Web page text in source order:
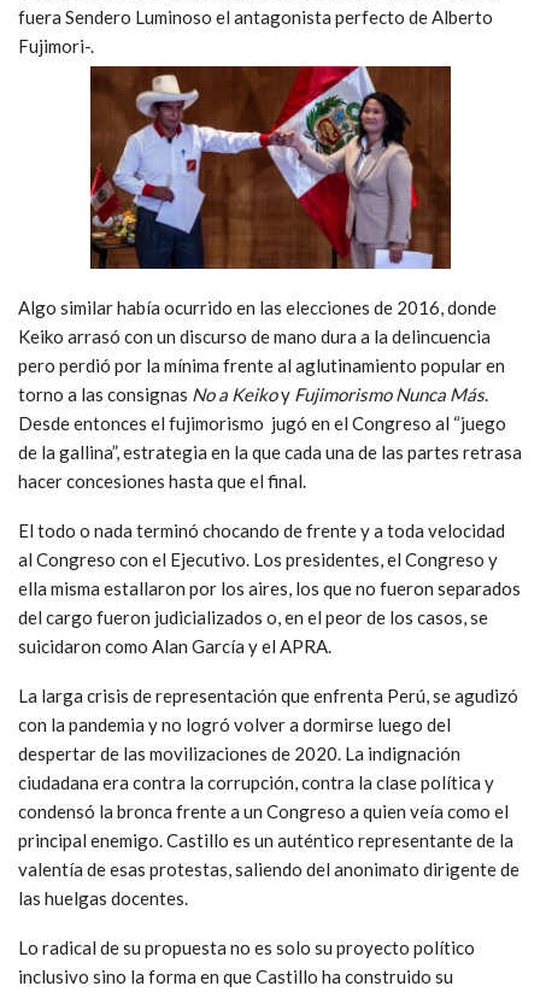
fuera Sendero Luminoso el antagonista perfecto de Alberto
Fujimori-.
Algo similar había ocurrido en las elecciones de 2016, donde
Keiko arrasó con un discurso de mano dura a la delincuencia
pero perdió por la mínima frente al aglutinamiento popular en
torno a las consignas No a Keikoy Fujimorismo Nunca Más.
Desde entonces el fujimorismo jugó en el Congreso al “juego
de la gallina”, estrategia en la que cada una de las partes retrasa
hacer concesiones hasta que el final.
El todo o nada terminó chocando de frente y a toda velocidad
al Congreso con el Ejecutivo. Los presidentes, el Congreso y
ella misma estallaron por los aires, los que no fueron separados
del cargo fueron judicializados o, en el peor de los casos, se
suicidaron como Alan García y el APRA.
La larga crisis de representación que enfrenta Perú, se agudizó
con la pandemia y no logró volver a dormirse luego del
despertar de las movilizaciones de 2020. La indignación
ciudadana era contra la corrupción, contra la clase política y
condensó la bronca frente a un Congreso a quien veía como el
principal enemigo. Castillo es un auténtico representante de la
valentía de esas protestas, saliendo del anonimato dirigente de
las huelgas docentes.
Lo radical de su propuesta no es solo su proyecto político
inclusivo sino la forma en que Castillo ha construido su